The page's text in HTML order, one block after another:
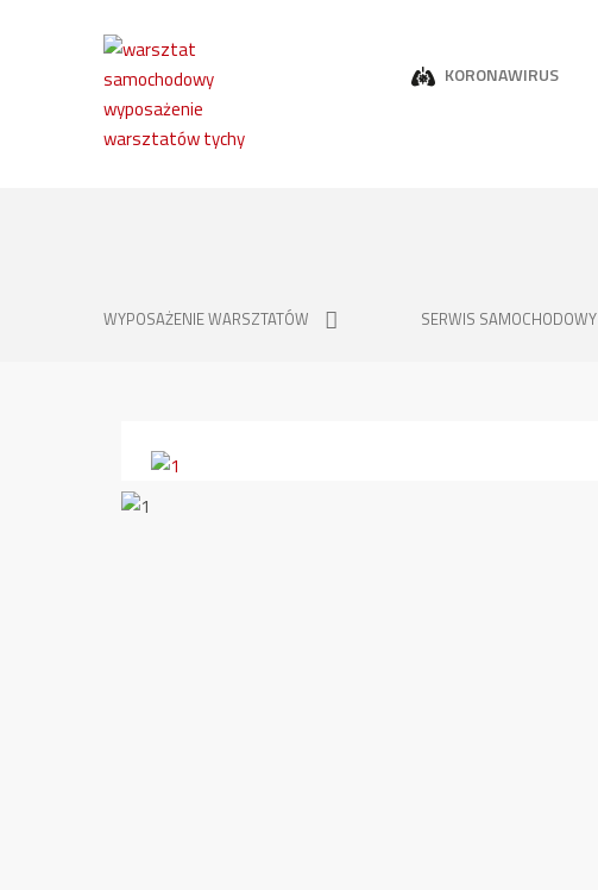
KORONAWIRUS
WYPOSAŻENIE WARSZTATÓW SERWIS SAMOCHODOWY